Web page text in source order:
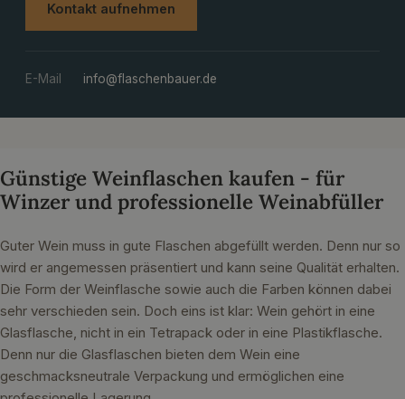
Kontakt aufnehmen
E-Mail info@flaschenbauer.de
Günstige Weinflaschen kaufen - für
Winzer und professionelle Weinabfüller
Guter Wein muss in gute Flaschen abgefüllt werden. Denn nur so
wird er angemessen präsentiert und kann seine Qualität erhalten.
Die Form der Weinflasche sowie auch die Farben können dabei
sehr verschieden sein. Doch eins ist klar: Wein gehört in eine
Glasflasche, nicht in ein Tetrapack oder in eine Plastikflasche.
Denn nur die Glasflaschen bieten dem Wein eine
geschmacksneutrale Verpackung und ermöglichen eine